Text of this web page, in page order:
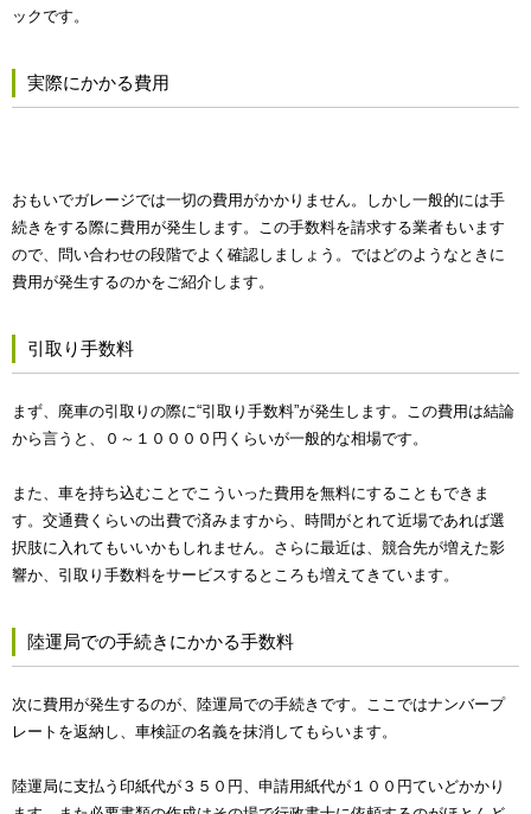
ックです。
実際にかかる費用
おもいでガレージでは一切の費用がかかりません。しかし一般的には手
続きをする際に費用が発生します。この手数料を請求する業者もいます
ので、問い合わせの段階でよく確認しましょう。ではどのようなときに
費用が発生するのかをご紹介します。
引取り手数料
まず、廃車の引取りの際に“引取り手数料”が発生します。この費用は結論
から言うと、０～１００００円くらいが一般的な相場です。
また、車を持ち込むことでこういった費用を無料にすることもできま
す。交通費くらいの出費で済みますから、時間がとれて近場であれば選
択肢に入れてもいいかもしれません。さらに最近は、競合先が増えた影
響か、引取り手数料をサービスするところも増えてきています。
陸運局での手続きにかかる手数料
次に費用が発生するのが、陸運局での手続きです。ここではナンバープ
レートを返納し、車検証の名義を抹消してもらいます。
陸運局に支払う印紙代が３５０円、申請用紙代が１００円ていどかかり